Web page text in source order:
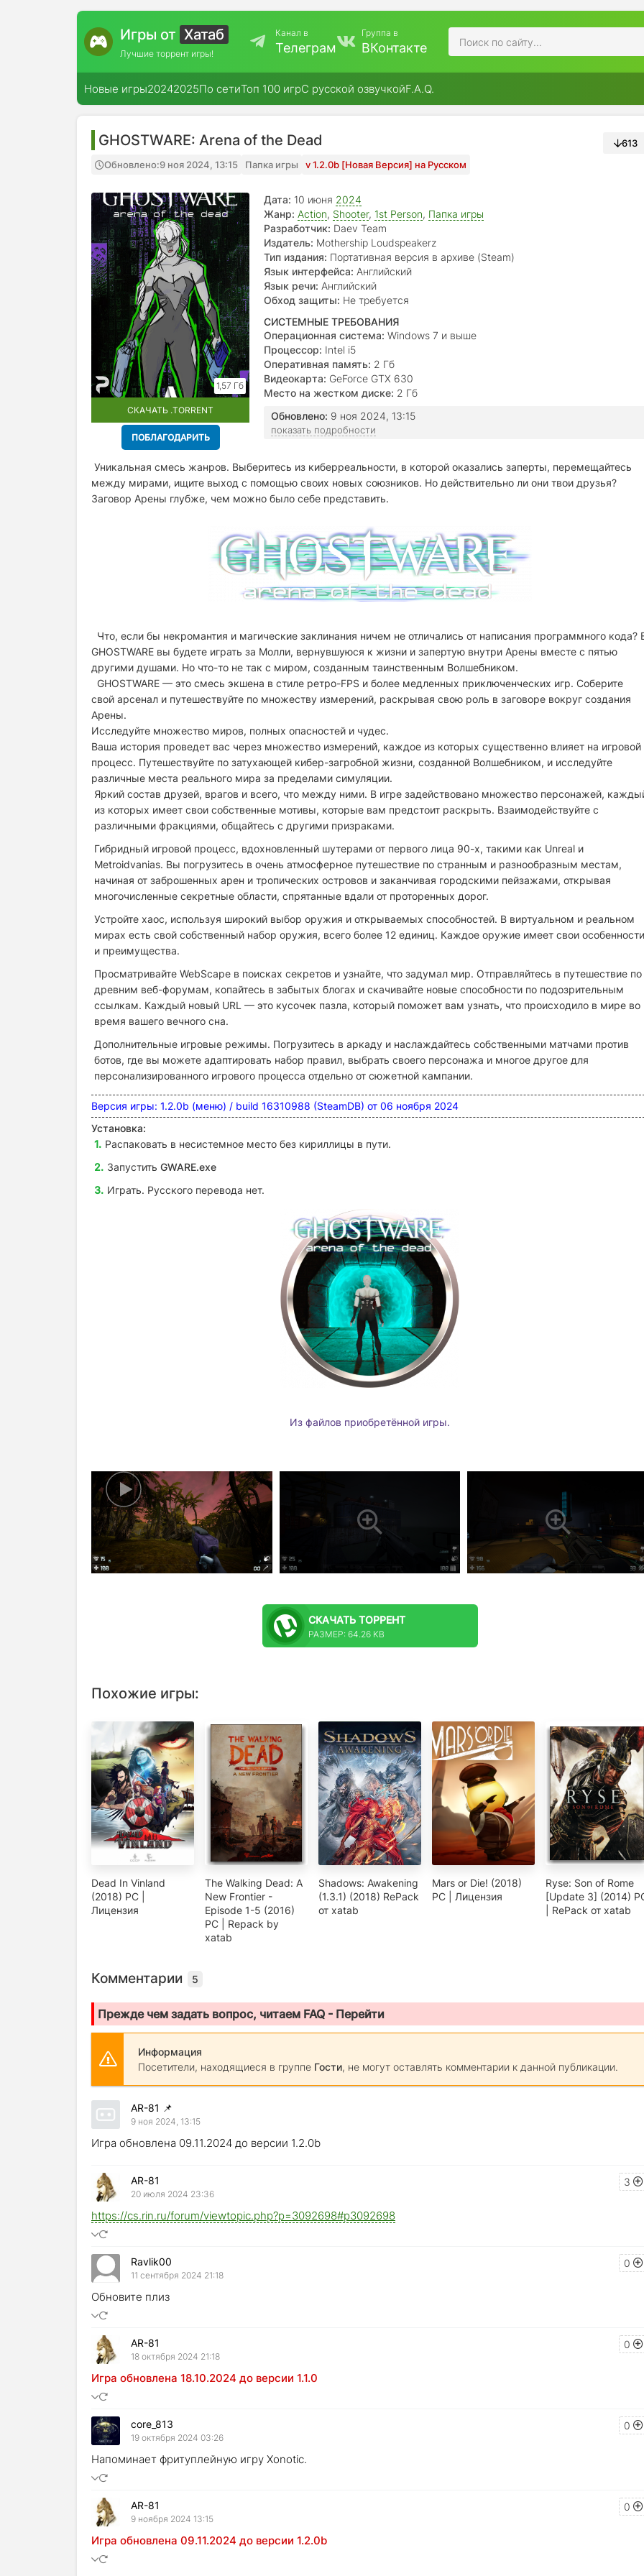
Игры от Хатаб
Лучшие торрент игры!
Канал в
Телеграм
Группа в
ВКонтакте
Новые игры20242025По сетиТоп 100 игрС русской озвучкойF.A.Q.
GHOSTWARE: Arena of the Dead
Обновлено:9 ноя 2024, 13:15 Папка игры v 1.2.0b [Новая Версия] на Русском
613
1,57 Гб
СКАЧАТЬ .TORRENT
ПОБЛАГОДАРИТЬ
Дата: 10 июня 2024
Жанр: Action, Shooter, 1st Person, Папка игры
Разработчик: Daev Team
Издатель: Mothership Loudspeakerz
Тип издания: Портативная версия в архиве (Steam)
Язык интерфейса: Английский
Язык речи: Английский
Обход защиты: Не требуется
СИСТЕМНЫЕ ТРЕБОВАНИЯ
Операционная система: Windows 7 и выше
Процессор: Intel i5
Оперативная память: 2 Гб
Видеокарта: GeForce GTX 630
Место на жестком диске: 2 Гб
Обновлено: 9 ноя 2024, 13:15
показать подробности
Уникальная смесь жанров. Выберитесь из киберреальности, в которой оказались заперты, перемещайтесь
между мирами, ищите выход с помощью своих новых союзников. Но действительно ли они твои друзья?
Заговор Арены глубже, чем можно было себе представить.
Что, если бы некромантия и магические заклинания ничем не отличались от написания программного кода?
GHOSTWARE вы будете играть за Молли, вернувшуюся к жизни и запертую внутри Арены вместе с пятью
другими душами. Но что-то не так с миром, созданным таинственным Волшебником.
GHOSTWARE — это смесь экшена в стиле ретро-FPS и более медленных приключенческих игр. Соберите
свой арсенал и путешествуйте по множеству измерений, раскрывая свою роль в заговоре вокруг создания
Арены.
Исследуйте множество миров, полных опасностей и чудес.
Ваша история проведет вас через множество измерений, каждое из которых существенно влияет на игровой
процесс. Путешествуйте по затухающей кибер-загробной жизни, созданной Волшебником, и исследуйте
различные места реального мира за пределами симуляции.
Яркий состав друзей, врагов и всего, что между ними. В игре задействовано множество персонажей,
из которых имеет свои собственные мотивы, которые вам предстоит раскрыть. Взаимодействуйте с
различными фракциями, общайтесь с другими призраками.
Гибридный игровой процесс, вдохновленный шутерами от первого лица 90-х, такими как Unreal и
Metroidvanias. Вы погрузитесь в очень атмосферное путешествие по странным и разнообразным местам,
начиная от заброшенных арен и тропических островов и заканчивая городскими пейзажами, открывая
многочисленные секретные области, спрятанные вдали от проторенных дорог.
Устройте хаос, используя широкий выбор оружия и открываемых способностей. В виртуальном и реальном
мирах есть свой собственный набор оружия, всего более 12 единиц. Каждое оружие имеет свои особенности
и преимущества.
Просматривайте WebScape в поисках секретов и узнайте, что задумал мир. Отправляйтесь в путешествие по
древним веб-форумам, копайтесь в забытых блогах и скачивайте новые способности по подозрительным
ссылкам. Каждый новый URL — это кусочек пазла, который поможет вам узнать, что происходило в мире во
время вашего вечного сна.
Дополнительные игровые режимы. Погрузитесь в аркаду и наслаждайтесь собственными матчами против
ботов, где вы можете адаптировать набор правил, выбрать своего персонажа и многое другое для
персонализированного игрового процесса отдельно от сюжетной кампании.
Версия игры: 1.2.0b (меню) / build 16310988 (SteamDB) от 06 ноября 2024
Установка:
Распаковать в несистемное место без кириллицы в пути.
Запустить GWARE.exe
Играть. Русского перевода нет.
Из файлов приобретённой игры.
СКАЧАТЬ ТОРРЕНТ
РАЗМЕР: 64.26 KB
Похожие игры:
Dead In Vinland
(2018) PC |
Лицензия
The Walking Dead: A
New Frontier -
Episode 1-5 (2016)
PC | Repack by
xatab
Shadows: Awakening
(1.3.1) (2018) RePack
от xatab
Mars or Die! (2018)
PC | Лицензия
Ryse: Son of Rome
[Update 3] (2014)
| RePack от xatab
Комментарии 5
Прежде чем задать вопрос, читаем FAQ - Перейти
Информация
Посетители, находящиеся в группе Гости, не могут оставлять комментарии к данной публикации.
AR-81 📌
9 ноя 2024, 13:15
Игра обновлена 09.11.2024 до версии 1.2.0b
3
AR-81
20 июля 2024 23:36
https://cs.rin.ru/forum/viewtopic.php?p=3092698#p3092698
0
Ravlik00
11 сентября 2024 21:18
Обновите плиз
0
AR-81
18 октября 2024 21:18
Игра обновлена 18.10.2024 до версии 1.1.0
0
core_813
19 октября 2024 03:26
Напоминает фритуплейную игру Xonotic.
0
AR-81
9 ноября 2024 13:15
Игра обновлена 09.11.2024 до версии 1.2.0b